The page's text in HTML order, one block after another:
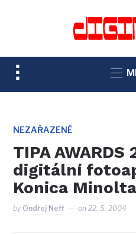
TOGGLE
SIDEBAR
NAVIGATION
NEZAŘAZENÉ
TIPA
digitální
Konica
by Ondřej Neff on22. 5. 2004